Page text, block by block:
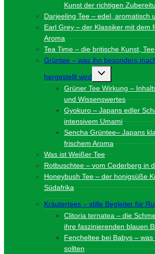
Kunst der richtigen
Darjeeling Tee – edel, aromatisch
Earl Grey – der Klassiker mit dem
Aroma
Tea Time – die britische Kunst,
Grüntee – was ihn besonders
hergestellt wird
Untermenü
umschalten
Grüner Tee Wirkung –
und Wissenswertes
Gyokuro – Japans edler
intensivem Umami
Sencha Grüntee– Japans
frischem Aroma
Was ist Weißer Tee
Rotbuschtee – vom Cederberg in
Honeybush Tee – der honigsüße
Südafrika
Kräutertees – stille Begleiter für
Clitoria ternatea – die
ihre faszinierenden blauen
Fencheltee bei Babys –
sollten